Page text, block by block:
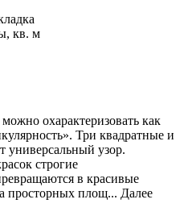
кв. м
охарактеризовать как
Три квадратные и
универсальный узор.
строгие
в красивые
просторных площ... Далее